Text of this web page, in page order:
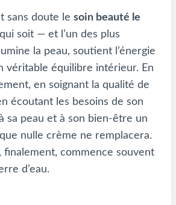
sans doute le soin beauté le
qui soit — et l’un des plus
la peau, soutient l’énergie
véritable équilibre intérieur. En
en soignant la qualité de
écoutant les besoins de son
sa peau et à son bien-être un
nulle crème ne remplacera.
finalement, commence souvent
d’eau.